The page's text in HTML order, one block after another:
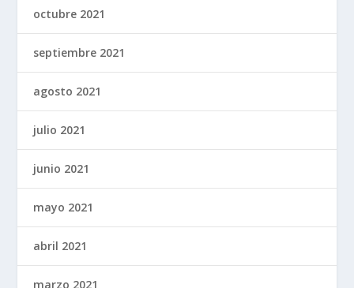
octubre 2021
septiembre 2021
agosto 2021
julio 2021
junio 2021
mayo 2021
abril 2021
marzo 2021